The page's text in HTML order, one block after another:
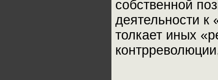
собственной
деятельности к
толкает иных